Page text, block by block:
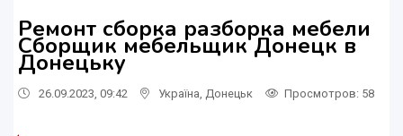
Ремонт сборка разборка мебели
Сборщик мебельщик Донецк в
Донецьку
26.09.2023, 09:42 Україна Донецьк Просмотров: 58